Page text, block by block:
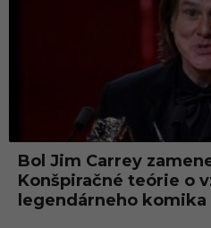
Bol Jim Carrey
Konšpiračné teórie o
legendárneho